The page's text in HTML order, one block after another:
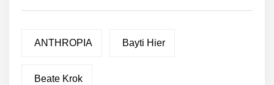
ANTHROPIA Bayti Hier
Beate Krok